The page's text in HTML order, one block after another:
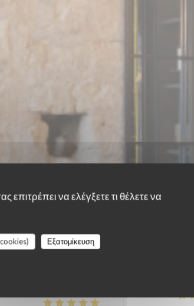
επιτρέπει να ελέγξετε τι θέλετε να
Εξατομίκευση